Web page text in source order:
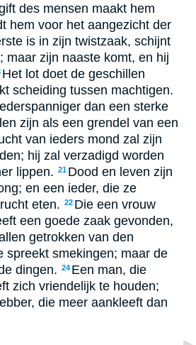
des mensen maakt hem
hem voor het aangezicht der
is in zijn twistzaak, schijnt
maar zijn naaste komt, en hij
Het lot doet de geschillen
scheiding tussen machtigen.
dan een sterke
zijn als een grendel van een
van ieders mond zal zijn
hij zal verzadigd worden
lippen. 21 Dood en leven zijn
en een ieder, die ze
eten. 22 Die een vrouw
een goede zaak gevonden,
getrokken van den
spreekt smekingen; maar de
dingen. 24 Een man, die
zich vriendelijk te houden;
die meer aankleeft dan